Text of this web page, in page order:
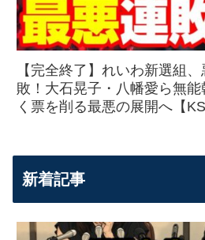
【完全終了】れいわ新選組
敗！大石晃子・八幡愛ら無
く票を削る最悪の展開へ【
新着記事